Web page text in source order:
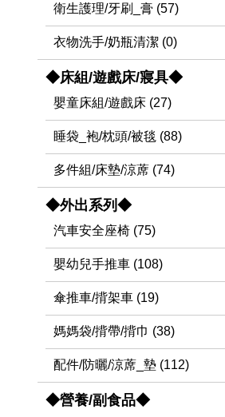
衛生護理/牙刷_膏 (57)
衣物洗手/奶瓶清潔 (0)
◆床組/遊戲床/寢具◆
嬰童床組/遊戲床 (27)
睡袋_袍/枕頭/被毯 (88)
多件組/床墊/涼蓆 (74)
◆外出系列◆
汽車安全座椅 (75)
嬰幼兒手推車 (108)
傘推車/揹架車 (19)
媽媽袋/揹帶/揹巾 (38)
配件/防曬/涼蓆_墊 (112)
◆營養/副食品◆